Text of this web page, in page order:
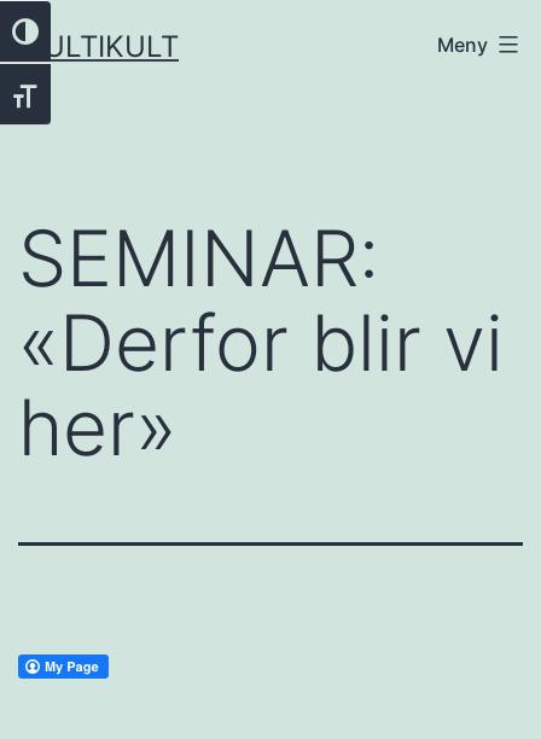
Veksle høykontrast
Veksle skriftstørrelse
Gå
til
innhold
MULTIKULT Meny
SEMINAR:
«Derfor blir vi
her»